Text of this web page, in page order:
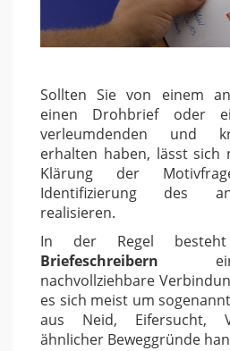
Sollten Sie von einem
einen Drohbrief oder
verleumdenden und
erhalten haben, lässt sich
Klärung der
Identifizierung des
realisieren.
In der Regel
Briefeschreibern
nachvollziehbare
es sich meist um
aus Neid, Eifersucht,
ähnlicher Beweggründe